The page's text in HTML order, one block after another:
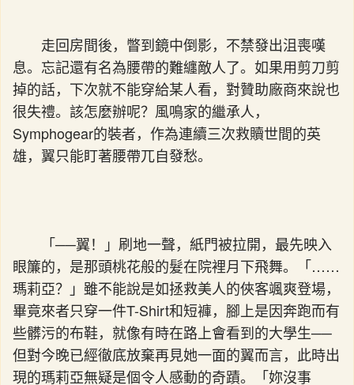
走回房間後，瞥到鏡中倒影，不禁發出沮喪嘆
息。忘記還有名為腰帶的難纏敵人了。如果用剪刀剪
掉的話，下次就不能穿給某人看，對贊助廠商來說也
很失禮。該怎麼辦呢？風鳴家的繼承人，
Symphogear的裝者，作為連續三次救贖世間的英
雄，翼只能盯著腰帶兀自發愁。
「──翼！」刷地一聲，紙門被拉開，最先映入
眼簾的，是那頭桃花般的髮在院裡月下飛舞。「……
瑪莉亞？」雖不能說是如拯救美人的俠客颯爽登場，
畢竟來者只穿一件T-Shirt和短褲，腳上是因奔跑而有
些髒污的布鞋，就像有時在路上會看到的大學生──
但對今晚已經徹底放棄再見她一面的翼而言，此時出
現的瑪莉亞無疑是個令人感動的奇蹟。「妳沒事